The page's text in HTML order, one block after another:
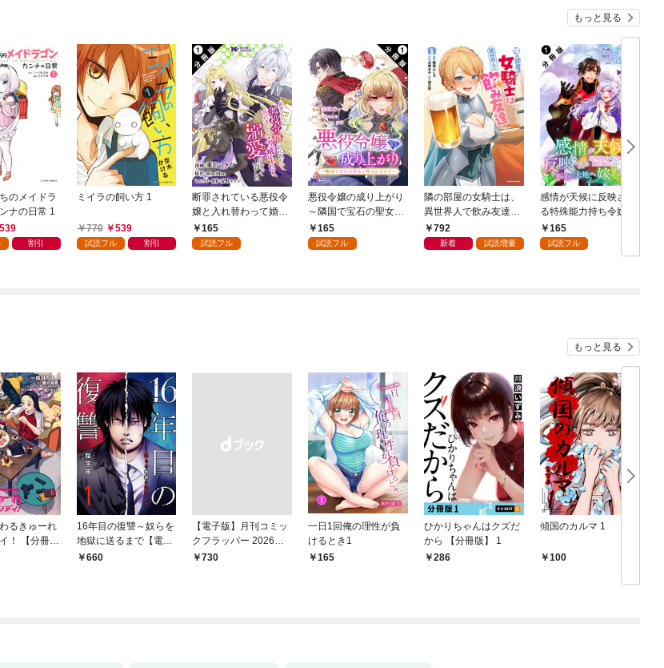
もっと見る
のメイドラ
ナの日常 1
539
割引
ミイラの飼い方 1
770 539
試読フル 割引
断罪されている悪役令
嬢と入れ替わって婚約
者たちをぶっ飛ばした
ら、溺愛が待っていま
165
試読フル
悪役令嬢の成り上がり
～隣国で宝石の聖女と
呼ばれるまで～（コミ
ック） 分冊版 1
165
試読フル
隣の部屋の女騎士は、
異世界人で飲み友達
（コミック） 1
792
新着 試読増量
感情が天候に反映され
る特殊能力持ち令嬢は
婚約解消されたので不
毛の大地へ嫁ぎたい
（コミック） 分冊版 1
165
試読フル
もっと見る
るきゅーれ
！ 【分冊
16年目の復讐～奴らを
地獄に送るまで【電子
単行本版】１
660
【電子版】月刊コミッ
クフラッパー 2026年9
月号
￥730
一日1回俺の理性が負
けるとき1
165
ひかりちゃんはクズだ
から 【分冊版】 1
286
傾国のカルマ 1
100